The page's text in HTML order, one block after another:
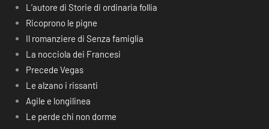
L’autore di Storie di ordinaria follia
Ricoprono le pigne
Il romanziere di Senza famiglia
La nocciola dei Francesi
Precede Vegas
Le alzano i rissanti
Agile e longilinea
Le perde chi non dorme